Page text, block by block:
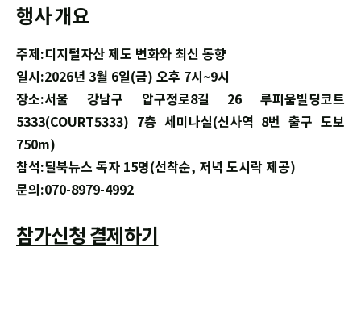
행사 개요
주제:디지털자산 제도 변화와 최신 동향
일시:2026년 3월 6일(금) 오후 7시~9시
장소:서울 강남구 압구정로8길 26 루피움빌딩코트
5333(COURT5333) 7층 세미나실(신사역 8번 출구 도보
750m)
참석:딜북뉴스 독자 15명(선착순, 저녁 도시락 제공)
문의:070-8979-4992
참가신청 결제하기